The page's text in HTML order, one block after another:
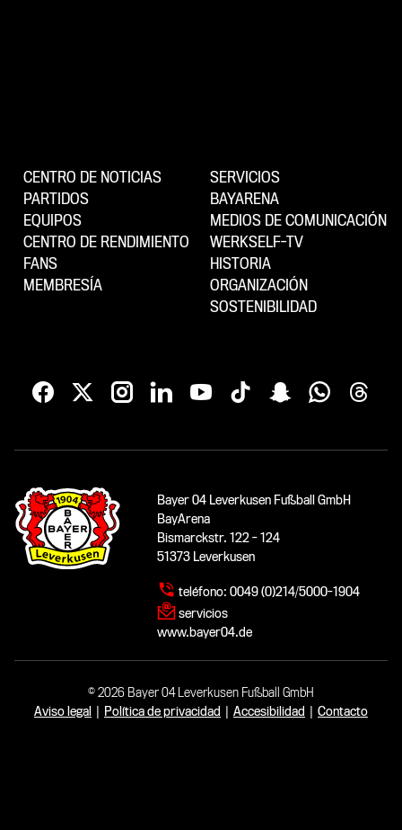
CENTRO DE NOTICIAS
PARTIDOS
EQUIPOS
CENTRO DE RENDIMIENTO
FANS
MEMBRESÍA
SERVICIOS
BAYARENA
MEDIOS DE COMUNICACIÓN
WERKSELF-TV
HISTORIA
ORGANIZACIÓN
SOSTENIBILIDAD
Bayer 04 Leverkusen Fußball GmbH
BayArena
Bismarckstr. 122 - 124
51373 Leverkusen
teléfono: 0049 (0)214/5000-1904
servicios
www.bayer04.de
© 2026 Bayer 04 Leverkusen Fußball GmbH
Aviso legal
Política de privacidad Accesibilidad Contacto